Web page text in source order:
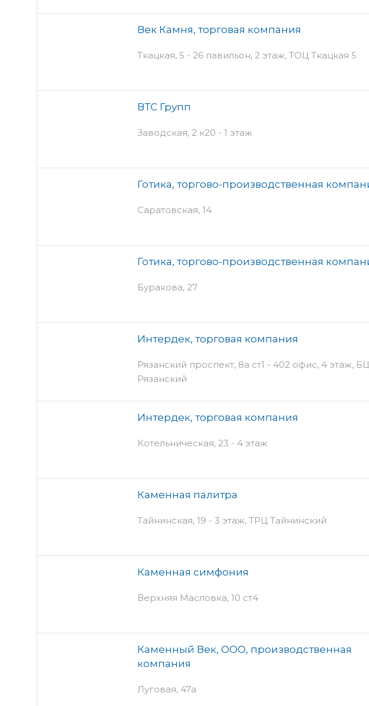
Век Камня, торговая компания
Ткацкая, 5 - 26 павильон, 2 этаж, ТОЦ Ткацкая 5
ВТС Групп
Заводская, 2 к20 - 1 этаж
Готика, торгово-производственная
Саратовская, 14
Готика, торгово-производственная
Буракова, 27
Интердек, торговая компания
Рязанский проспект, 8а ст1 - 402 офис, 4 этаж, БЦ
Рязанский
Интердек, торговая компания
Котельническая, 23 - 4 этаж
Каменная палитра
Тайнинская, 19 - 3 этаж, ТРЦ Тайнинский
Каменная симфония
Верхняя Масловка, 10 ст4
Каменный Век, ООО, производственная
компания
Луговая, 47а